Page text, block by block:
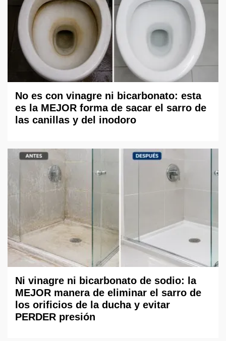
No es con vinagre ni bicarbonato: esta
es la MEJOR forma de sacar el sarro de
las canillas y del inodoro
Ni vinagre ni bicarbonato de sodio: la
MEJOR manera de eliminar el sarro de
los orificios de la ducha y evitar
PERDER presión